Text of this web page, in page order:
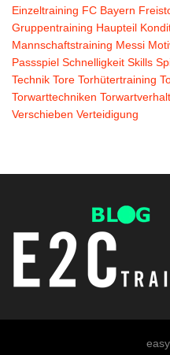
Einzeltraining FC Bayern
Gruppentraining Haupteil
Mannschaftstraining Messi
Passspiel Schnelligkeit Skills
Technik Tore Torhütertraining
Torwarttechniken
Verschieben Verteidigung